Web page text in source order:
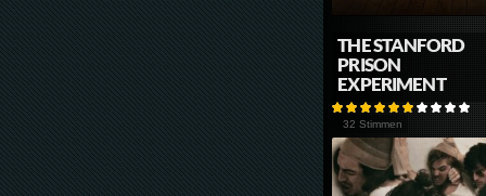
THE STANFORD
PRISON
EXPERIMENT
32 Stimmen